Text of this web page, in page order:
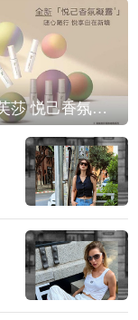
IPSA茵芙莎 悦己香氛凝露上市